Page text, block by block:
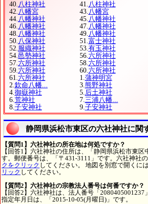
40.八柱神社 41.八柱神社
42.八幡宮 43.八幡宮
44.八幡神社 45.八幡神社
46.八幡神社 47.八幡神社
48.八幡神社 49.八幡神社
50.八保神社 51.富士神社
52.服織神社 53.有玉神社
54.邑勢神社 56.六所神社
57.六所神社 58.六所神社
59.六所神社 60.六所神社
61.六所神社 1.蒲神明宮
2.欽命八幡... 3.熊野神社
4.御嶽神社 5.后土神社
6.荒神社 7.三浦八幡...
8.子安神社 9.子安神社
静岡県浜松市東区の六社神社に関
【質問1】六社神社の所在地は何処ですか？
【回答1】六社神社の住所は、「静岡県浜松市東
す。郵便番号は、「〒431-3111」です。六社神社の
クをクリック してください。 地図を別窓で開くには
リック してください。
【質問2】六社神社の宗教法人番号は何番ですか？
【回答2】六社神社は、法人番号「
指定年月日は、「2015-10-05(月曜日)」です。